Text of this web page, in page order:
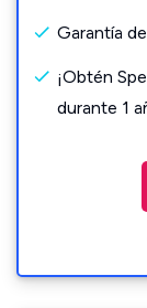
Garantía
¡Obtén
durante 1